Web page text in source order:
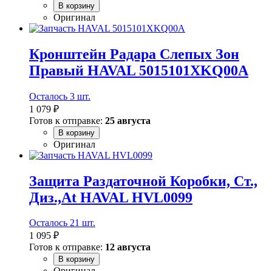
В корзину
Оригинал
Кронштейн Радара Слепых Зон
Правый HAVAL 5015101XKQ00A
Осталось 3 шт.
1 079 ₽
Готов к отправке: 25 августа
В корзину
Оригинал
Защита Раздаточной Коробки, Ст.,
Диз.,At HAVAL HVL0099
Осталось 21 шт.
1 095 ₽
Готов к отправке: 12 августа
В корзину